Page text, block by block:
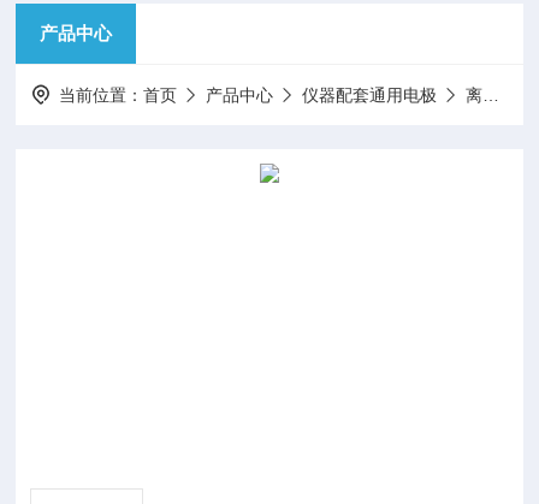
产品中心
当前位置：首页 产品中心 仪器配套通用电极 离子选择性电极